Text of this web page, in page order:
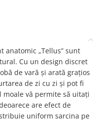
anatomic „Tellus” sunt
Cu un design discret
de vară și arată grațios
de zi cu zi și pot fi
vă permite să uitați
are efect de
uniform sarcina pe